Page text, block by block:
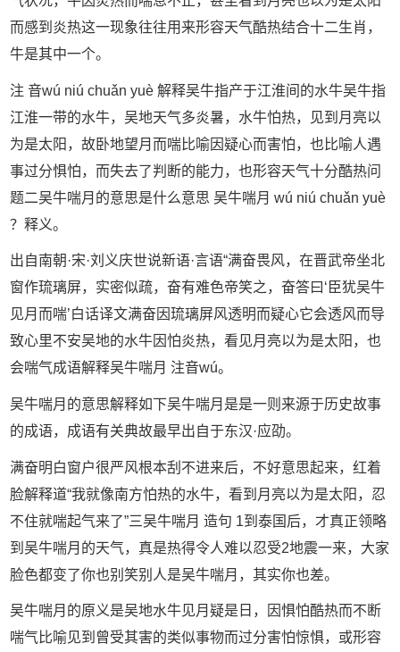
而感到炎热这一现象往往用来形容天气酷热结合十二生肖，
牛是其中一个。
注 音wú niú chuǎn yuè 解释吴牛指产于江淮间的水牛吴牛指
江淮一带的水牛，吴地天气多炎暑，水牛怕热，见到月亮以
为是太阳，故卧地望月而喘比喻因疑心而害怕，也比喻人遇
事过分惧怕，而失去了判断的能力，也形容天气十分酷热问
题二吴牛喘月的意思是什么意思 吴牛喘月 wú niú chuǎn yuè
？释义。
出自南朝·宋·刘义庆世说新语·言语“满奋畏风，在晋武帝坐北
窗作琉璃屏，实密似疏，奋有难色帝笑之，奋答曰‘臣犹吴牛
见月而喘’白话译文满奋因琉璃屏风透明而疑心它会透风而导
致心里不安吴地的水牛因怕炎热，看见月亮以为是太阳，也
会喘气成语解释吴牛喘月 注音wú。
吴牛喘月的意思解释如下吴牛喘月是是一则来源于历史故事
的成语，成语有关典故最早出自于东汉·应劭。
满奋明白窗户很严风根本刮不进来后，不好意思起来，红着
脸解释道“我就像南方怕热的水牛，看到月亮以为是太阳，忍
不住就喘起气来了”三吴牛喘月 造句 1到泰国后，才真正领略
到吴牛喘月的天气，真是热得令人难以忍受2地震一来，大家
脸色都变了你也别笑别人是吴牛喘月，其实你也差。
吴牛喘月的原义是吴地水牛见月疑是日，因惧怕酷热而不断
喘气比喻见到曾受其害的类似事物而过分害怕惊惧，或形容